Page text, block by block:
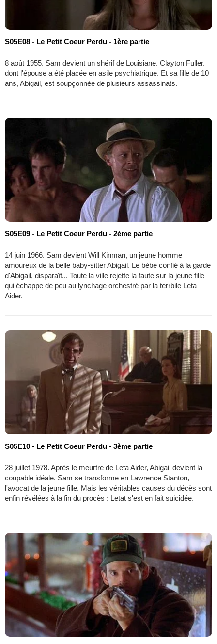
S05E08 - Le Petit Coeur Perdu - 1ère partie
8 août 1955. Sam devient un shérif de Louisiane, Clayton Fuller,
dont l'épouse a été placée en asile psychiatrique. Et sa fille de 10
ans, Abigail, est soupçonnée de plusieurs assassinats.
S05E09 - Le Petit Coeur Perdu - 2ème partie
14 juin 1966. Sam devient Will Kinman, un jeune homme
amoureux de la belle baby-sitter Abigail. Le bébé confié à la garde
d'Abigail, disparaît... Toute la ville rejette la faute sur la jeune fille
qui échappe de peu au lynchage orchestré par la terrbile Leta
Aider.
S05E10 - Le Petit Coeur Perdu - 3ème partie
28 juillet 1978. Après le meurtre de Leta Aider, Abigail devient la
coupable idéale. Sam se transforme en Lawrence Stanton,
l'avocat de la jeune fille. Mais les véritables causes du décès sont
enfin révélées à la fin du procès : Letat s'est en fait suicidée.